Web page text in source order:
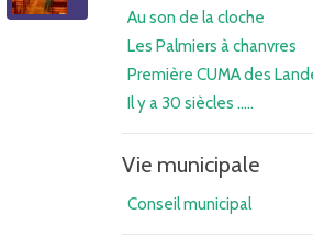
Au son de la cloche
Les Palmiers à chanvres
Première CUMA des
Il y a 30 siècles .....
Vie municipale
Conseil municipal